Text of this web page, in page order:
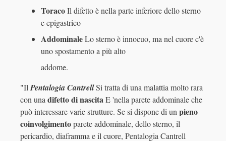
ToracoIl difetto è nella parte inferiore dello sterno
e epigastrico
AddominaleLo sterno è innocuo, ma nel cuore c'è
uno spostamento a più alto
addome.
"Il Pentalogia CantrellSi tratta di una malattia molto rara
con una difetto di nascita E 'nella parete addominale che
può interessare varie strutture. Se si dispone di un pieno
coinvolgimentoparete addominale, dello sterno, il
pericardio, diaframma e il cuore, Pentalogia Cantrell